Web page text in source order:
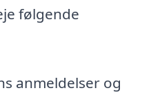
følgende
anmeldelser og